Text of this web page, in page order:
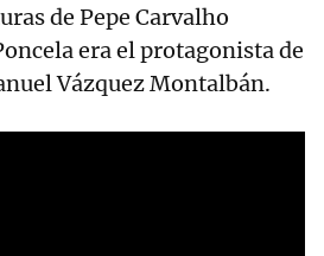
de Pepe Carvalho
era el protagonista de
Vázquez Montalbán.